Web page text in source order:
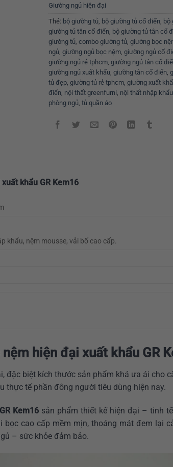
Giường ngủ hiện đại
Thẻ: bộ giường tủ, bộ giường tủ cổ điển, bộ
giường tủ tân cổ điển, bộ giường tủ tân cổ
giường tủ, combo giường tủ, giường bọc
ngủ, giường ngủ bọc nệm, giường ngủ cổ
giường ngủ rẻ tphcm, giường ngủ tân cổ
giường ngủ xuất khẩu, giường tân cổ điển,
tủ đẹp, giường tủ rẻ tphcm, giường xuất
điển, nội thất greenfurni nội thất nhập khẩu,
phòng ngủ, tủ quần áo
khẩu GR Kem16
khẩu, nệm mousse, vải bố cao cấp.
hiện đại xuất khẩu GR
đặc biệt kích thước sản phẩm khá ưa ái cho
thực tế phần đông người tiêu dùng hiện nay.
Kem16 sản phẩm thiết kế hiện đại – tinh
cao cấp mềm mịn, thoáng mát đem lại
– sức khỏe đảm bảo.